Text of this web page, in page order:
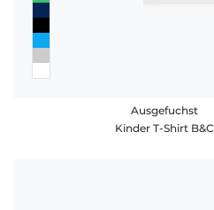
Ausgefuchst
Kinder T-Shirt B&C